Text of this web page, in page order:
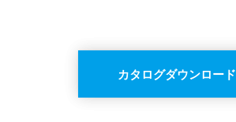
カタログダウンロード